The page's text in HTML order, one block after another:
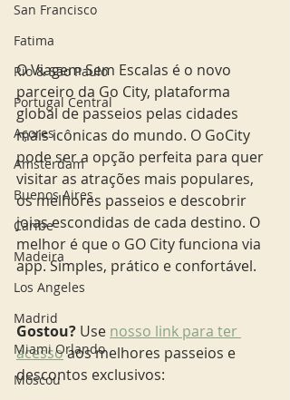
San Francisco
Fatima
Rio & São Paulo
Portugal Central
Açores
Amsterdam
Buenos Aires
Caribe
Madeira
Los Angeles
Madrid
Miami Orlando
Moscou
O Viagem Sem Escalas é o novo
parceiro da Go City, plataforma
global de passeios pelas cidades
mais icônicas do mundo. O GoCity
pode ser a opção perfeita para quer
visitar as atrações mais populares,
os melhores passeios e descobrir
joias escondidas de cada destino. O
melhor é que o GO City funciona via
app. Simples, prático e confortável.
Gostou? Use nosso link para ter
acesso aos melhores passeios e
descontos exclusivos: